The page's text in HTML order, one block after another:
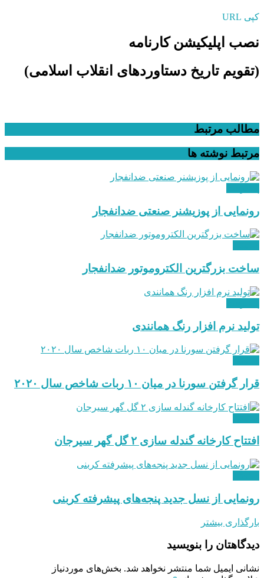
کپی URL
نصب اپلیکیشن کارنامه
(تقویم تاریخ دستاوردهای انقلاب اسلامی​)
مطالب مرتبط
مرتبط نوشته ها
رونمایی از پوزیشنر صنعتی ضدانفجار
ساخت بزرگترین الکتروموتور ضدانفجار
تولید نرم ‌افزار رنگ همانندی
قرار گرفتن سورنا در میان ۱۰ ربات شاخص سال ۲۰۲۰
افتتاح کارخانه گندله سازی ۲ گل گهر سیرجان
رونمایی از نسل جدید پنجه‌های پیشرفته کربنی
بارگذاری بیشتر
دیدگاهتان را بنویسید
نشانی ایمیل شما منتشر نخواهد شد. بخش‌های موردنیاز